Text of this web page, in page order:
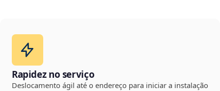
Rapidez no serviço
Deslocamento ágil até o endereço para iniciar a instalação